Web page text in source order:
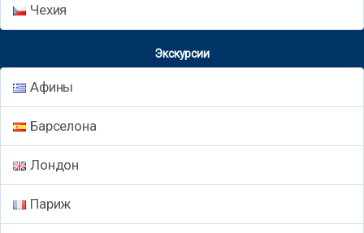
Чехия
Экскурсии
Афины
Барселона
Лондон
Париж